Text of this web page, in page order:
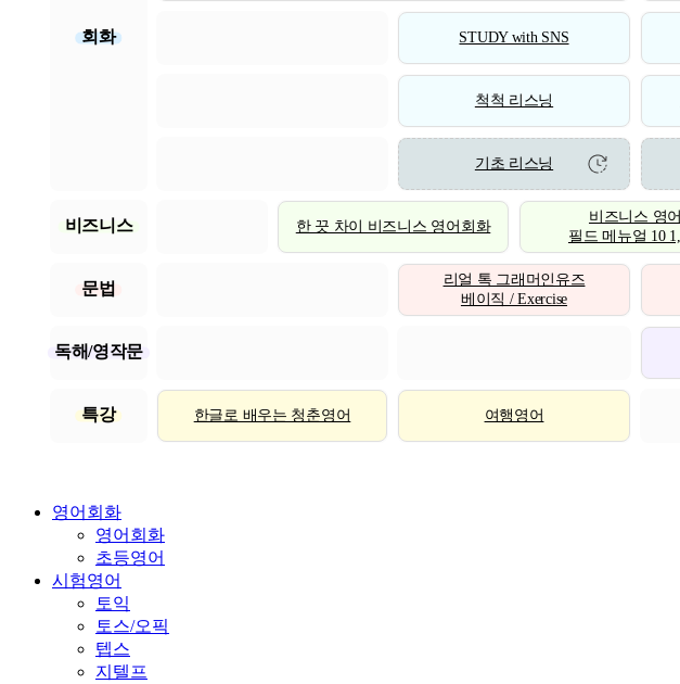
회화 STUDY with SNS
척척 리스닝
기초 리스닝
비즈니스 한 끗 차이 비즈니스 영어회화
비즈니스 영어
필드 메뉴얼 10
문법
리얼 톡 그래머인유즈
베이직 / Exercise
독해/영작문
특강 한글로 배우는 청춘영어 여행영어
영어회화
영어회화
초등영어
시험영어
토익
토스/오픽
텝스
지텔프